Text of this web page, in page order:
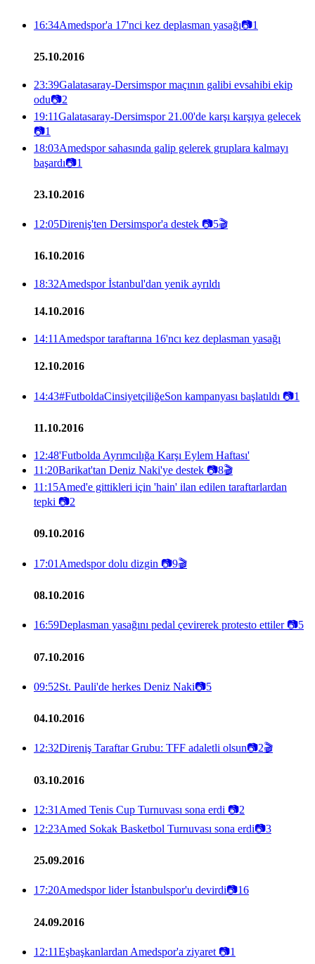
16:34Amedspor'a 17'nci kez deplasman yasağı📷1
25.10.2016
23:39Galatasaray-Dersimspor maçının galibi evsahibi ekip
odu📷2
19:11Galatasaray-Dersimspor 21.00'de karşı karşıya gelecek
📷1
18:03Amedspor sahasında galip gelerek gruplara kalmayı
başardı📷1
23.10.2016
12:05Direniş'ten Dersimspor'a destek 📷5🎬
16.10.2016
18:32Amedspor İstanbul'dan yenik ayrıldı
14.10.2016
14:11 Amedspor taraftarına 16'ncı kez deplasman yasağı
12.10.2016
14:43#FutboldaCinsiyetçiliğeSon kampanyası başlatıldı 📷1
11.10.2016
12:48'Futbolda Ayrımcılığa Karşı Eylem Haftası'
11:20Barikat'tan Deniz Naki'ye destek 📷8🎬
11:15Amed'e gittikleri için 'hain' ilan edilen taraftarlardan
tepki 📷2
09.10.2016
17:01 Amedspor dolu dizgin 📷9🎬
08.10.2016
16:59Deplasman yasağını pedal çevirerek protesto ettiler📷5
07.10.2016
09:52St. Pauli'de herkes Deniz Naki📷5
04.10.2016
12:32Direniş Taraftar Grubu: TFF adaletli olsun📷2🎬
03.10.2016
12:31 Amed Tenis Cup Turnuvası sona erdi 📷2
12:23Amed Sokak Basketbol Turnuvası sona erdi📷3
25.09.2016
17:20Amedspor lider İstanbulspor'u devirdi📷16
24.09.2016
12:11Eşbaşkanlardan Amedspor'a ziyaret 📷1